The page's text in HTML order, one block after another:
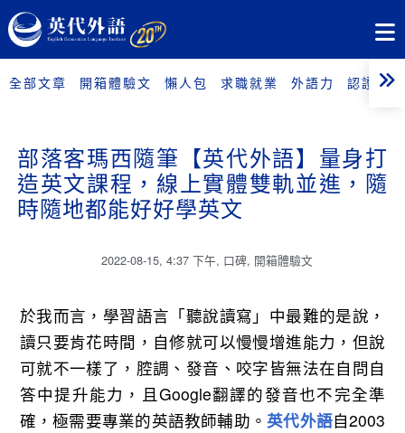
全部文章 開箱體驗文 懶人包 求職就業 外語力 認證考試
部落客瑪西隨筆【英代外語】量身打
造英文課程，線上實體雙軌並進，隨
時隨地都能好好學英文
2022-08-15, 4:37 下午, 口碑, 開箱體驗文
於我而言，學習語言「聽說讀寫」中最難的是說，
讀只要肯花時間，自修就可以慢慢增進能力，但說
可就不一樣了，腔調、發音、咬字皆無法在自問自
答中提升能力，且Google翻譯的發音也不完全準
確，極需要專業的英語教師輔助。英代外語自2003